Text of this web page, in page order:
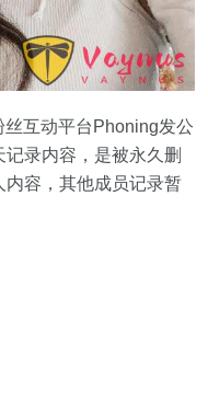
互动平台Phoning发公
录内容，是被永久删
容，其他成员记录暂